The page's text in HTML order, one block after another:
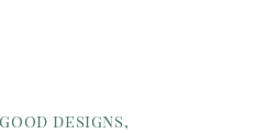
designs,